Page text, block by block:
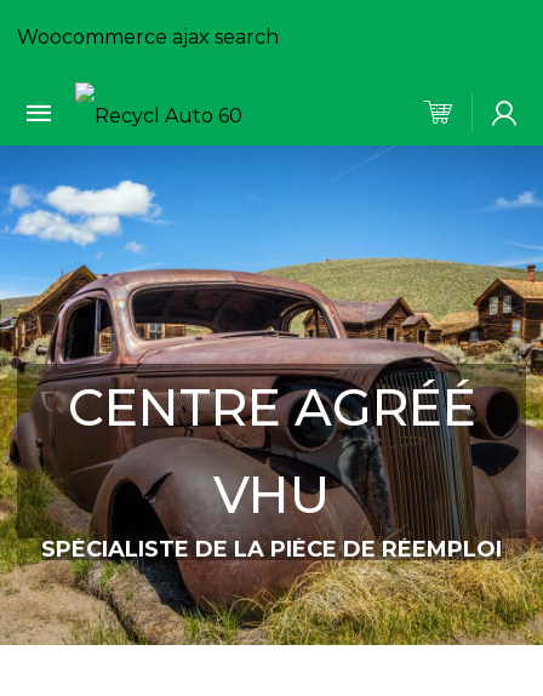
Woocommerce ajax search
CENTRE AGRÉÉ
VHU
SPÉCIALISTE DE LA PIÈCE DE RÉEMPLOI